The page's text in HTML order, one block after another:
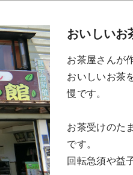
おいしいお
お茶屋さんが
おいしいお茶
慢です。
お茶受けのた
です。
回転急須や益